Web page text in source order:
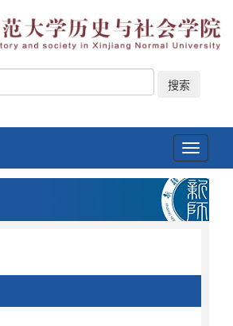
搜索
Toggle